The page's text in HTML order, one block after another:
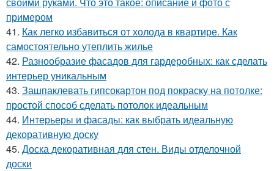
примером
41. Как легко избавиться от холода в квартире. Как
самостоятельно утеплить жилье
42. Разнообразие фасадов для гардеробных: как сделать
интерьер уникальным
43. Зашпаклевать гипсокартон под покраску на потолке:
простой способ сделать потолок идеальным
44. Интерьеры и фасады: как выбрать идеальную
декоративную доску
45. Доска декоративная для стен. Виды отделочной
доски